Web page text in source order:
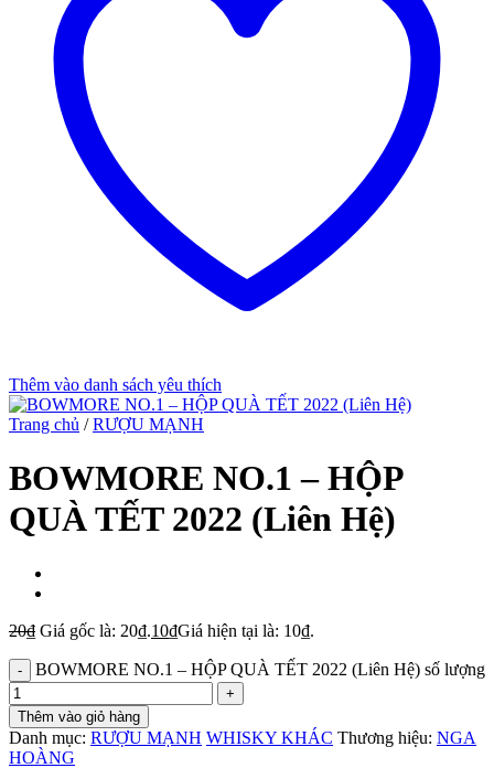
Thêm vào danh sách yêu thích
Trang chủ / RƯỢU MẠNH
BOWMORE NO.1 – HỘP
QUÀ TẾT 2022 (Liên Hệ)
20₫ Giá gốc là: 20₫.10₫Giá hiện tại là: 10₫.
BOWMORE NO.1 – HỘP QUÀ TẾT 2022 (Liên Hệ) số lượng
Thêm vào giỏ hàng
Danh mục: RƯỢU MẠNH WHISKY KHÁC Thương hiệu: NGA
HOÀNG